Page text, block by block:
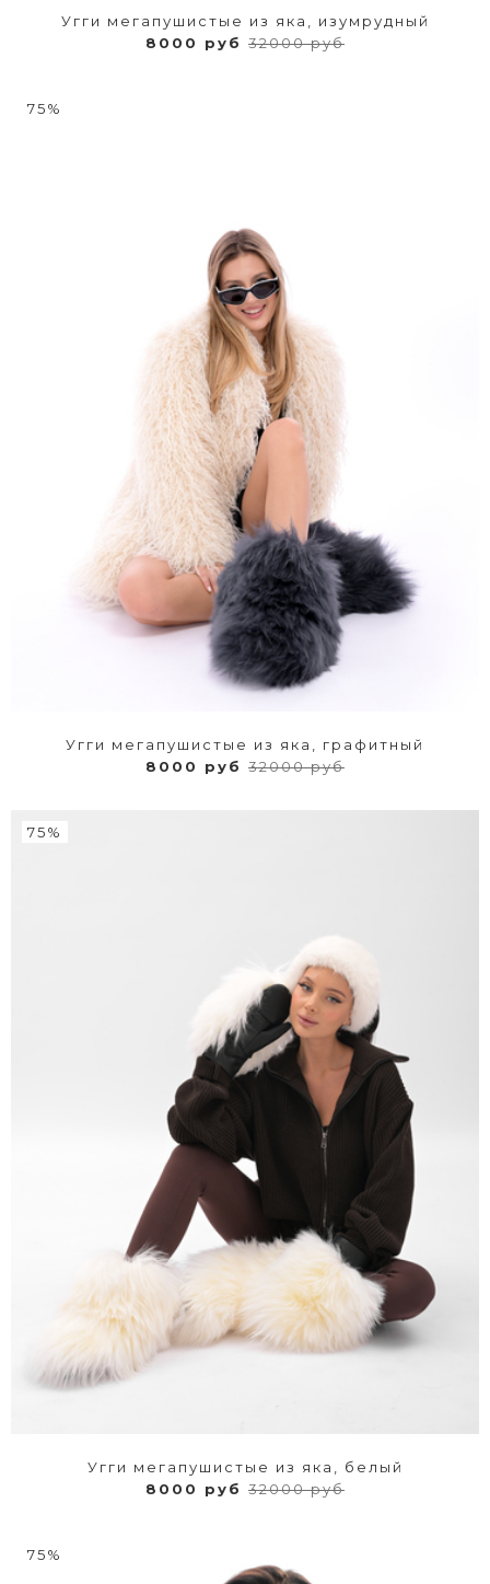
Угги мегапушистые из яка, изумрудный
8000 руб 32000 руб
75%
Угги мегапушистые из яка, графитный
8000 руб 32000 руб
75%
Угги мегапушистые из яка, белый
8000 руб 32000 руб
75%